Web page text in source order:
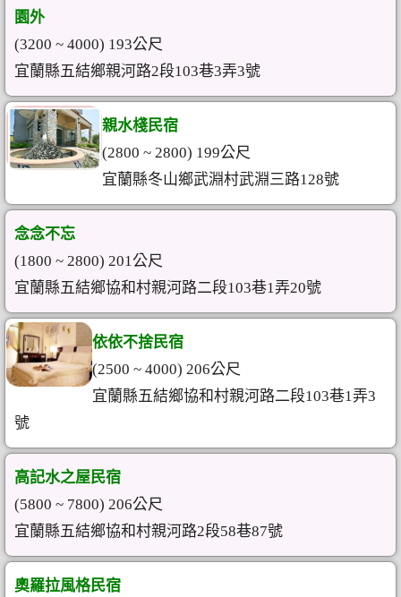
園外
(3200 ~ 4000) 193公尺
宜蘭縣五結鄉親河路2段103巷3弄3號
親水棧民宿
(2800 ~ 2800) 199公尺
宜蘭縣冬山鄉武淵村武淵三路128號
念念不忘
(1800 ~ 2800) 201公尺
宜蘭縣五結鄉協和村親河路二段103巷1弄20號
依依不捨民宿
(2500 ~ 4000) 206公尺
宜蘭縣五結鄉協和村親河路二段103巷1弄3
號
高記水之屋民宿
(5800 ~ 7800) 206公尺
宜蘭縣五結鄉協和村親河路2段58巷87號
奧羅拉風格民宿